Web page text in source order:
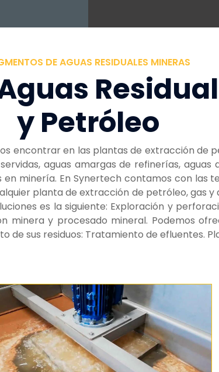
DE AGUAS RESIDUALES MINERAS
y Petróleo
encontrar en las plantas de extracción de
aguas amargas de refinerías,
minería. En Synertech contamos con
planta de extracción de petróleo, gas y
es la siguiente: Exploración y
minera y procesado mineral. Podemos
sus residuos: Tratamiento de efluentes.